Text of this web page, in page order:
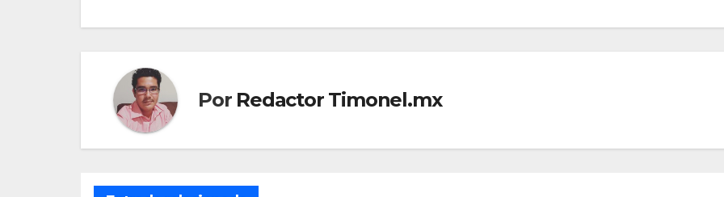
Por Redactor Timonel.mx